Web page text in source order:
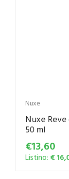
Nuxe
Nuxe
50 ml
€13,60
Listino: €